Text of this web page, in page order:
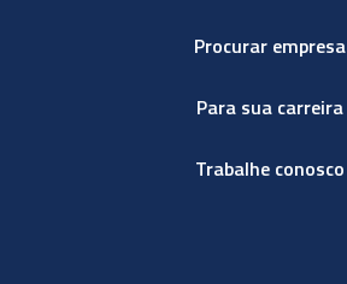
Procurar empresa
Para sua carreira
Trabalhe conosco